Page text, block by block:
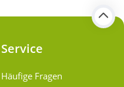
Service
Häufige Fragen